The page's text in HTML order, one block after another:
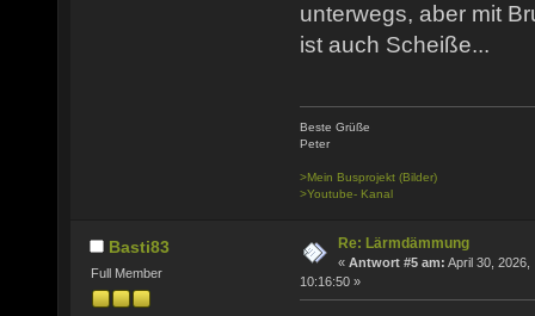
unterwegs, aber mit
ist auch Scheiße...
Beste Grüße
Peter
>Mein Busprojekt (Bilder)
>Youtube- Kanal
Basti83
Full Member
Re: Lärmdämmung
« Antwort #5 am: April 30, 2026,
10:16:50 »